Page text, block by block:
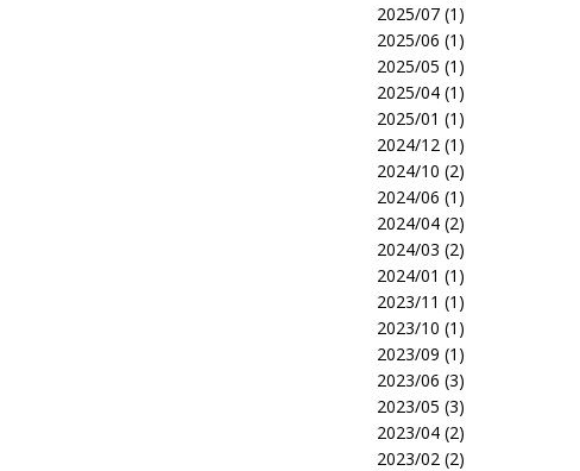
2025/07 (1)
2025/06 (1)
2025/05 (1)
2025/04 (1)
2025/01 (1)
2024/12 (1)
2024/10 (2)
2024/06 (1)
2024/04 (2)
2024/03 (2)
2024/01 (1)
2023/11 (1)
2023/10 (1)
2023/09 (1)
2023/06 (3)
2023/05 (3)
2023/04 (2)
2023/02 (2)